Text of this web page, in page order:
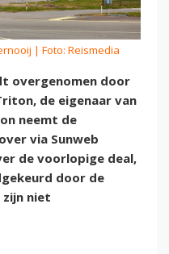
| Foto: Reismedia
overgenomen door
de eigenaar van
neemt de
via Sunweb
de voorlopige deal,
door de
niet